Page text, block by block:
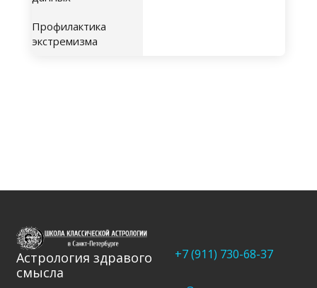
Профилактика
экстремизма
Астрология здравого
смысла
+7 (911) 730-68-37